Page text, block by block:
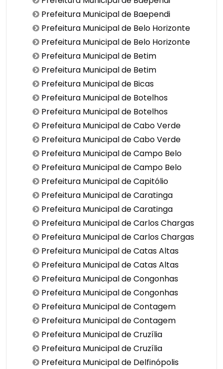
Prefeitura Municipal de Baependi
Prefeitura Municipal de Belo Horizonte
Prefeitura Municipal de Belo Horizonte
Prefeitura Municipal de Betim
Prefeitura Municipal de Betim
Prefeitura Municipal de Bicas
Prefeitura Municipal de Botelhos
Prefeitura Municipal de Botelhos
Prefeitura Municipal de Cabo Verde
Prefeitura Municipal de Cabo Verde
Prefeitura Municipal de Campo Belo
Prefeitura Municipal de Campo Belo
Prefeitura Municipal de Capitólio
Prefeitura Municipal de Caratinga
Prefeitura Municipal de Caratinga
Prefeitura Municipal de Carlos Chargas
Prefeitura Municipal de Carlos Chargas
Prefeitura Municipal de Catas Altas
Prefeitura Municipal de Catas Altas
Prefeitura Municipal de Congonhas
Prefeitura Municipal de Congonhas
Prefeitura Municipal de Contagem
Prefeitura Municipal de Contagem
Prefeitura Municipal de Cruzília
Prefeitura Municipal de Cruzília
Prefeitura Municipal de Delfinópolis